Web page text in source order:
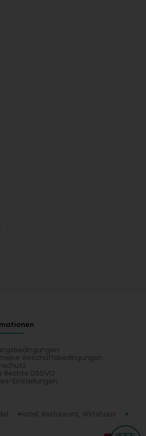
Geschäftsbedingungen
Rechte DSGVO
Einstellungen
Hotel, Restaurant, Wirtshaus